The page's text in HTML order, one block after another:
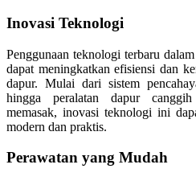
Inovasi Teknologi
Penggunaan teknologi terbaru
dapat meningkatkan efisiensi dan
dapur. Mulai dari sistem
hingga peralatan dapur
memasak, inovasi teknologi ini
modern dan praktis.
Perawatan yang Mudah